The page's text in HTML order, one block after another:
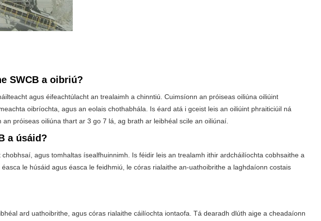
SWCB a oibriú?
agus éifeachtúlacht an trealaimh a chinntiú. Cuimsíonn an próiseas oiliúna oiliúint
oibríochta, agus an eolais chothabhála. Is éard atá i gceist leis an oiliúint phraiticiúil ná
próiseas oiliúna thart ar 3 go 7 lá, ag brath ar leibhéal scile an oiliúnaí.
a úsáid?
agus tomhaltas ísealfhuinnimh. Is féidir leis an trealamh ithir ardcháilíochta cobhsaithe a
le húsáid agus éasca le feidhmiú, le córas rialaithe an-uathoibrithe a laghdaíonn costais
ard uathoibrithe, agus córas rialaithe cáilíochta iontaofa. Tá dearadh dlúth aige a cheadaíonn